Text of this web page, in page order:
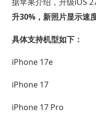
升30%，新照片显示速
具体支持机型如下：
iPhone 17e
iPhone 17
iPhone 17 Pro